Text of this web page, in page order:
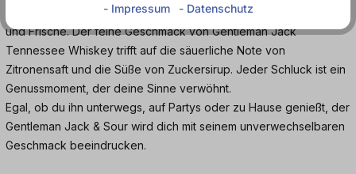
Mit diesem Getränk bekommst du den perfekten Mix aus Eleganz
und Frische. Der feine Geschmack von Gentleman Jack
Tennessee Whiskey trifft auf die säuerliche Note von
Zitronensaft und die Süße von Zuckersirup. Jeder Schluck ist ein
Genussmoment, der deine Sinne verwöhnt.
Egal, ob du ihn unterwegs, auf Partys oder zu Hause genießt, der
Gentleman Jack & Sour wird dich mit seinem unverwechselbaren
Geschmack beeindrucken.
- Impressum - Datenschutz